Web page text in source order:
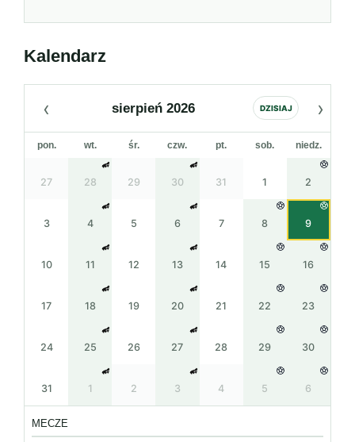
Kalendarz
‹ sierpień 2026 DZISIAJ ›
pon. wt. śr. czw. pt. sob. niedz.
27 28 29 30 31 1 2
3 4 5 6 7 8 9
10 11 12 13 14 15 16
17 18 19 20 21 22 23
24 25 26 27 28 29 30
31 1 2 3 4 5 6
MECZE